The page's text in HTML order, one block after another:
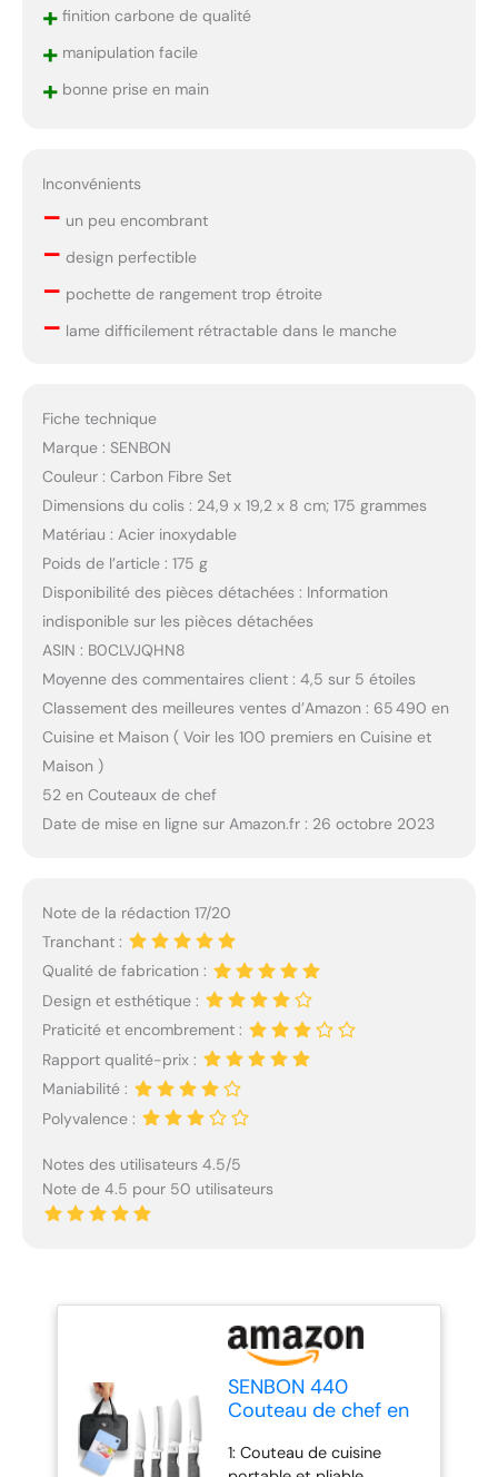
+finition carbone de qualité
+manipulation facile
+bonne prise en main
Inconvénients
– un peu encombrant
– design perfectible
– pochette de rangement trop étroite
– lame difficilement rétractable dans le manche
Fiche technique
Marque : SENBON
Couleur : Carbon Fibre Set
Dimensions du colis : 24,9 x 19,2 x 8 cm; 175 grammes
Matériau : Acier inoxydable
Poids de l’article : 175 g
Disponibilité des pièces détachées : Information
indisponible sur les pièces détachées
ASIN : B0CLVJQHN8
Moyenne des commentaires client : 4,5 sur 5 étoiles
Classement des meilleures ventes d’Amazon : 65 490 en
Cuisine et Maison ( Voir les 100 premiers en Cuisine et
Maison )
52 en Couteaux de chef
Date de mise en ligne sur Amazon.fr : 26 octobre 2023
Note de la rédaction 17/20
Tranchant :
Qualité de fabrication :
Design et esthétique :
Praticité et encombrement :
Rapport qualité-prix :
Maniabilité :
Polyvalence :
Notes des utilisateurs 4.5/5
Note de 4.5 pour 50 utilisateurs
SENBON 440
Couteau de chef en
forgé japonais style
1: Couteau de cuisine